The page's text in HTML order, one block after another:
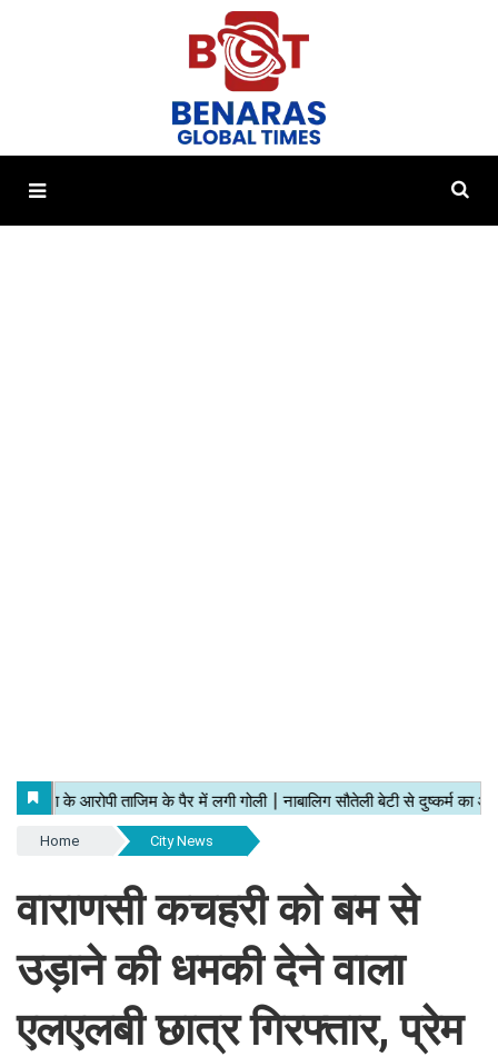
Home City News
वाराणसी कचहरी को बम से
उड़ाने की धमकी देने वाला
एलएलबी छात्र गिरफ्तार, प्रेम